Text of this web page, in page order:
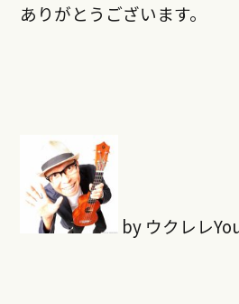
ありがとうございます。
by ウクレレ